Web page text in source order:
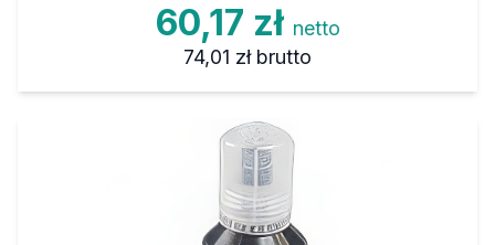
60,17 zł netto
74,01 zł brutto